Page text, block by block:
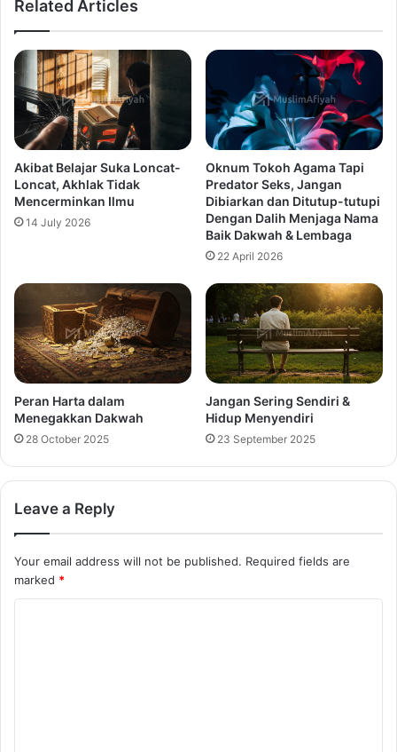
Related Articles
Akibat Belajar Suka Loncat-
Loncat, Akhlak Tidak
Mencerminkan Ilmu
14 July 2026
Oknum Tokoh Agama Tapi
Predator Seks, Jangan
Dibiarkan dan Ditutup-tutupi
Dengan Dalih Menjaga Nama
Baik Dakwah & Lembaga
22 April 2026
Peran Harta dalam
Menegakkan Dakwah
28 October 2025
Jangan Sering Sendiri &
Hidup Menyendiri
23 September 2025
Leave a Reply
Your email address will not be published. Required fields are
marked *